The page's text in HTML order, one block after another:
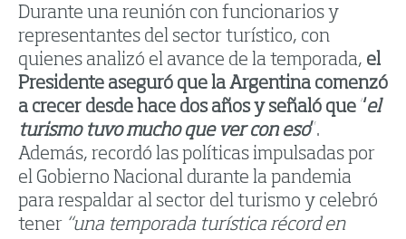
Durante una reunión con funcionarios y
representantes del sector turístico, con
quienes analizó el avance de la temporada, el
Presidente aseguró que la Argentina comenzó
a crecer desde hace dos años y señaló que “el
turismo tuvo mucho que ver con eso” .
Además, recordó las políticas impulsadas por
el Gobierno Nacional durante la pandemia
para respaldar al sector del turismo y celebró
tener “una temporada turística récord en